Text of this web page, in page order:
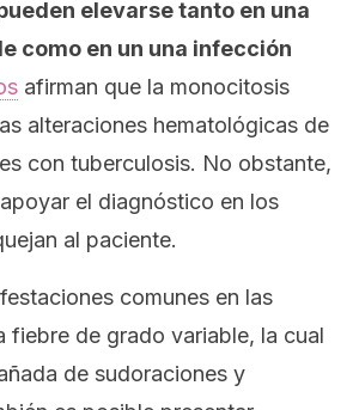
elevarse tanto en una
como en un una infección
afirman que la monocitosis
alteraciones hematológicas de
con tuberculosis. No obstante,
el diagnóstico en los
al paciente.
comunes en las
fiebre de grado variable, la cual
de sudoraciones y